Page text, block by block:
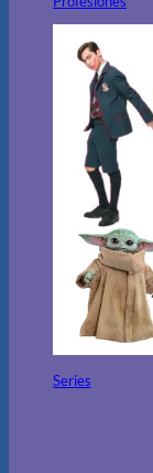
Series